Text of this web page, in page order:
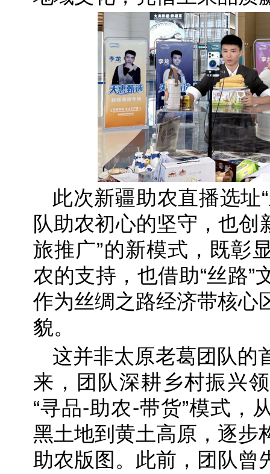
此次新疆助农直播选址
队助农初心的坚守，也创
旅推广”的新模式，既彰
农的支持，也借助“丝路”
作为丝绸之路经济带核心
貌。
这并非太原老葛团队的
来，团队深耕乡村振兴
“寻品-助农-带货”模式，
黑土地到黄土高原，逐步
助农版图。此前，团队曾